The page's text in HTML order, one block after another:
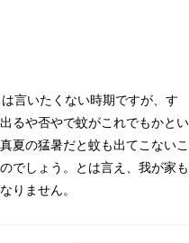
言いたくない時期ですが、す
るや否やで蚊がこれでもかとい
夏の猛暑だと蚊も出てこないこ
でしょう。とは言え、我が家も
りません。